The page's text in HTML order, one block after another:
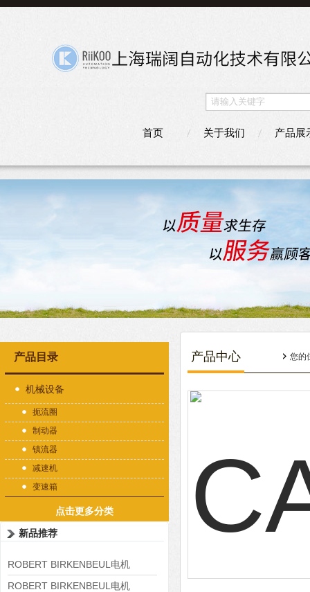
首页 关于我们 产品展
产品目录
机械设备
扼流圈
制动器
镇流器
减速机
变速箱
点击更多分类
新品推荐
ROBERT BIRKENBEUL电机
8APE225M-4-IE3
ROBERT BIRKENBEUL电机
产品中心 您的